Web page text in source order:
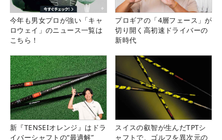
今年も男女プロが強い「キャ
ロウェイ」のニュース一覧は
こちら！
プロギアの「4層フェース」が
切り開く高初速ドライバーの
新時代
新『TENSEIオレンジ』はドラ
イバーシャフトの“最適解”
スイスの叡智が生んだTPTシ
ャフトで、ゴルフを異次元の